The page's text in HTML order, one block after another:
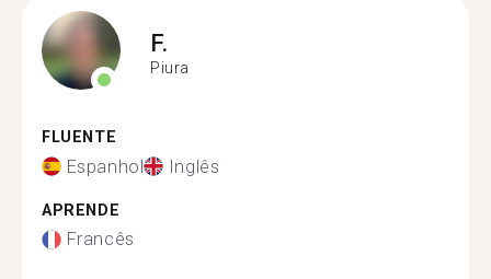
F.
Piura
FLUENTE
Espanhol Inglês
APRENDE
Francês